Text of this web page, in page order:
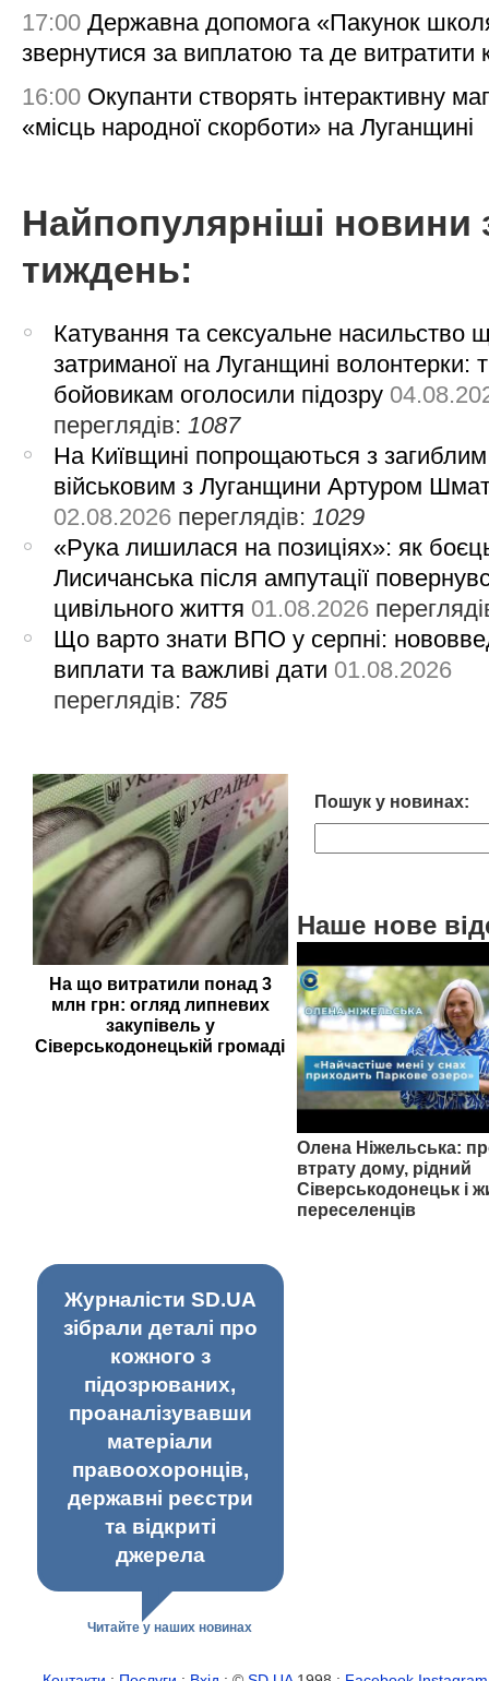
17:00 Державна допомога «Пакунок
звернутися за виплатою та де витратити
16:00 Окупанти створять інтерактивну
«місць народної скорботи» на Луганщині
Найпопулярніші новини
тиждень:
Катування та сексуальне насильство
затриманої на Луганщині волонтерки:
бойовикам оголосили підозру
переглядів: 1087
На Київщині попрощаються з загиблим
військовим з Луганщини Артуром
02.08.2026 переглядів: 1029
«Рука лишилася на позиціях»: як
Лисичанська після ампутації
цивільного життя 01.08.2026
Що варто знати ВПО у серпні:
виплати та важливі дати 01.08.2026
переглядів: 785
На що витратили понад 3
млн грн: огляд липневих
закупівель у
Сіверськодонецькій громаді
Пошук у новинах:
Наше нове
Олена Ніжельська:
втрату дому, рідний
Сіверськодонецьк і
переселенців
Журналісти SD.UA
зібрали деталі про
кожного з
підозрюваних,
проаналізувавши
матеріали
правоохоронців,
державні реєстри
та відкриті
джерела
Читайте у наших новинах